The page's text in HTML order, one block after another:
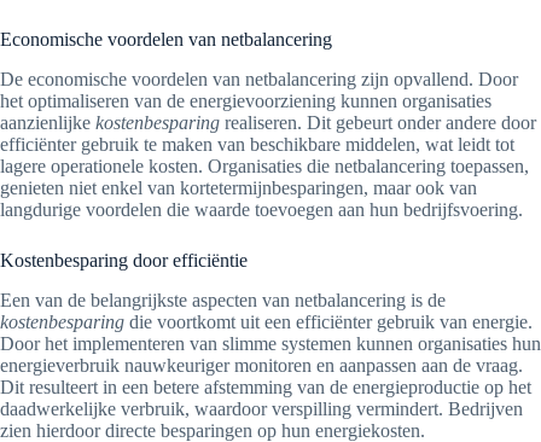
Economische voordelen van netbalancering
De economische voordelen van netbalancering zijn opvallend. Door
het optimaliseren van de energievoorziening kunnen organisaties
aanzienlijke kostenbesparing realiseren. Dit gebeurt onder andere door
efficiënter gebruik te maken van beschikbare middelen, wat leidt tot
lagere operationele kosten. Organisaties die netbalancering toepassen,
genieten niet enkel van kortetermijnbesparingen, maar ook van
langdurige voordelen die waarde toevoegen aan hun bedrijfsvoering.
Kostenbesparing door efficiëntie
Een van de belangrijkste aspecten van netbalancering is de
kostenbesparing die voortkomt uit een efficiënter gebruik van energie.
Door het implementeren van slimme systemen kunnen organisaties hun
energieverbruik nauwkeuriger monitoren en aanpassen aan de vraag.
Dit resulteert in een betere afstemming van de energieproductie op het
daadwerkelijke verbruik, waardoor verspilling vermindert. Bedrijven
zien hierdoor directe besparingen op hun energiekosten.